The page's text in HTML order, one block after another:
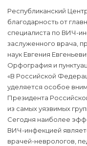
Республиканский
благодарность от
специалиста по ВИЧ-
заслуженного врача,
наук Евгения
Орфография и
«В Российской
уделяется особое
Президента
из самых уязвимых
Сегодня наиболее
ВИЧ-инфекцией
врачей-неврологов,